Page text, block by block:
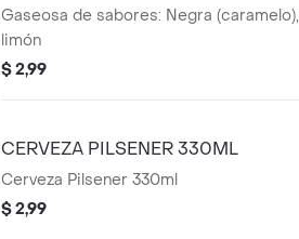
Gaseosa de sabores: Negra (caramelo),
limón
$ 2,99
CERVEZA PILSENER 330ML
Cerveza Pilsener 330ml
$ 2,99